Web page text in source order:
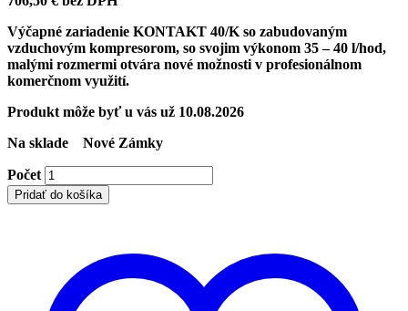
Výčapné zariadenie KONTAKT 40/K so zabudovaným
vzduchovým kompresorom, so svojim výkonom 35 – 40 l/hod,
malými rozmermi otvára nové možnosti v profesionálnom
komerčnom využití.
Produkt môže byť u vás už 10.08.2026
Na sklade
Nové Zámky
Počet
Pridať do košíka